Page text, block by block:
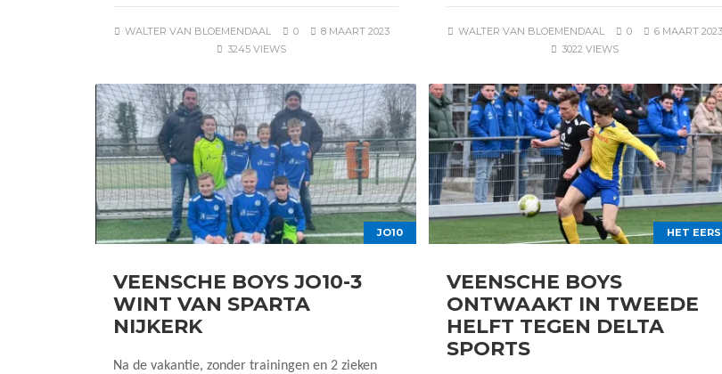
WALTER VAN BLOEMENDAAL 0
8 MAART 2023
3245 VIEWS
WALTER VAN BLOEMENDAAL 0
6 MAART 2023
3022 VIEWS
JO10
VEENSCHE BOYS JO10-3
WINT VAN SPARTA
NIJKERK
Na de vakantie, zonder trainingen en 2 zieken
HET
VEENSCHE BOYS
ONTWAAKT IN TWEEDE
HELFT TEGEN DELTA
SPORTS